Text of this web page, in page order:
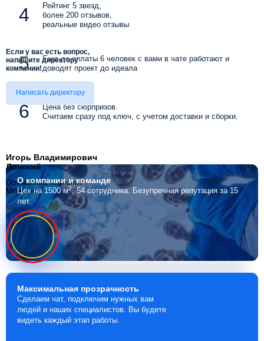
Рейтинг 5 звезд,
более 200 отзывов,
реальные видео отзывы
Еще до оплаты 6 человек с вами в чате работают и
доводят проект до идеала
Цена без сюрпризов.
Считаем сразу под ключ, с учетом доставки и сборки.
Если у вас есть вопрос,
напишите директору
компании!
Написать директору
Игорь Владимирович
Лонский
Основатель компании
Мебелино
О компаниии команде
Цех на 1500 м2, 54 сотрудника. Безупречная репутация за 15
лет.
Максимальная прозрачность
Сделаем чат, подключим нужных вам
людей и наших специалистов. Вы будете
видеть каждый этап работы.